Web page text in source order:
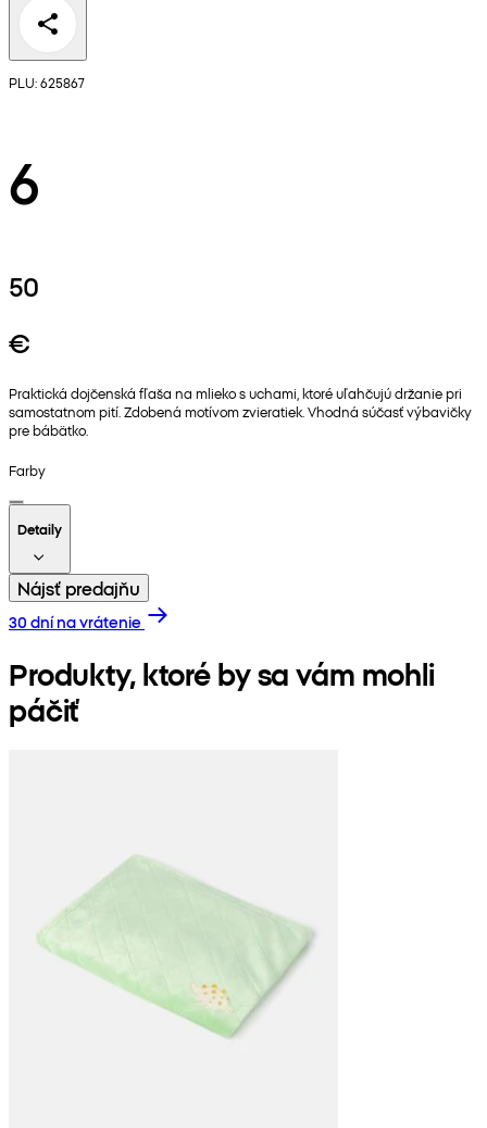
PLU: 625867
6
50
€
Praktická dojčenská fľaša na mlieko s uchami, ktoré uľahčujú držanie pri
samostatnom pití. Zdobená motívom zvieratiek. Vhodná súčasť výbavičky
pre bábätko.
Farby
Detaily
Nájsť predajňu
30 dní na vrátenie
Produkty, ktoré by sa vám mohli
páčiť